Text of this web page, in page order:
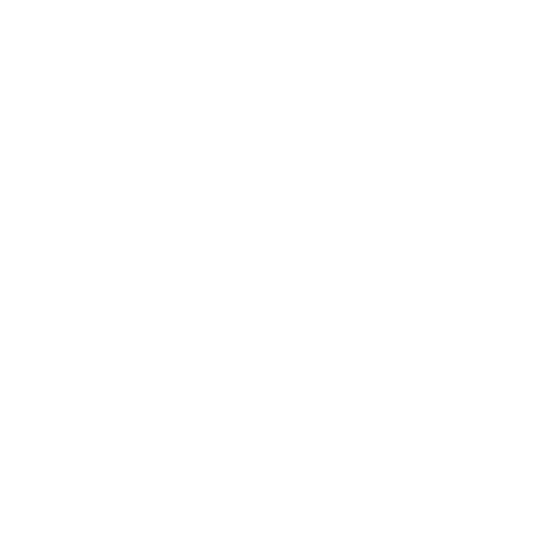
de confidentialité, en garantissant la conformité avec